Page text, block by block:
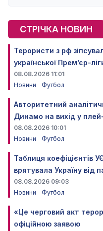
СТРІЧКА НОВИН
Терористи з рф
української Прем’єр-
08.08.2026 11:01
Новини
Футбол
Авторитетний
Динамо на вихід у
08.08.2026 10:01
Новини
Футбол
Таблиця коефіцієнтів
врятувала Україну від
08.08.2026 09:03
Новини
Футбол
«Це черговий акт
офіційною заявою